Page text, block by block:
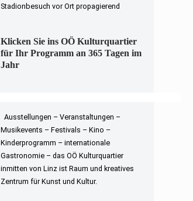
Stadionbesuch vor Ort propagierend
Klicken Sie ins OÖ Kulturquartier
für Ihr Programm an 365 Tagen im
Jahr
Ausstellungen – Veranstaltungen –
Musikevents – Festivals – Kino –
Kinderprogramm – internationale
Gastronomie – das OÖ Kulturquartier
inmitten von Linz ist Raum und kreatives
Zentrum für Kunst und Kultur.